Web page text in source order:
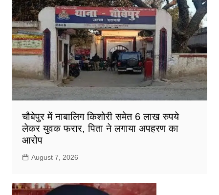
चौबेपुर में नाबालिग किशोरी समेत 6 लाख रुपये
लेकर युवक फरार, पिता ने लगाया अपहरण का
आरोप
August 7, 2026